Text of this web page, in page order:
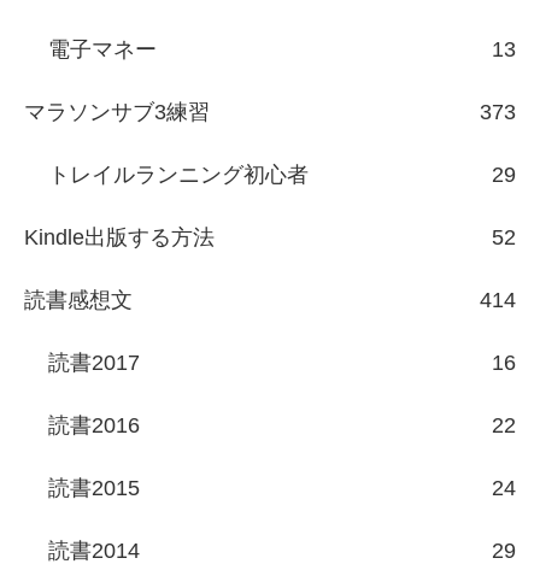
電子マネー 13
マラソンサブ3練習 373
トレイルランニング初心者 29
Kindle出版する方法 52
読書感想文 414
読書2017 16
読書2016 22
読書2015 24
読書2014 29